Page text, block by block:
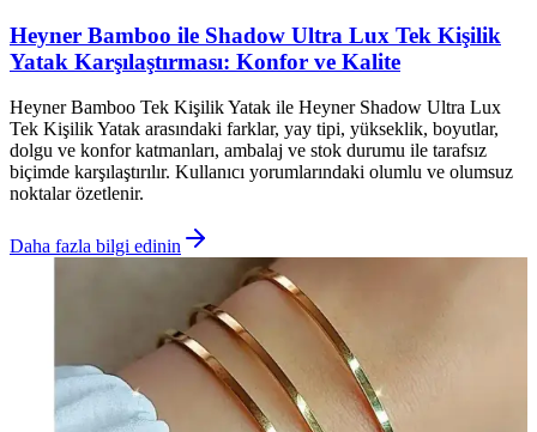
Heyner Bamboo ile Shadow Ultra Lux Tek Kişilik
Yatak Karşılaştırması: Konfor ve Kalite
Heyner Bamboo Tek Kişilik Yatak ile Heyner Shadow Ultra Lux
Tek Kişilik Yatak arasındaki farklar, yay tipi, yükseklik, boyutlar,
dolgu ve konfor katmanları, ambalaj ve stok durumu ile tarafsız
biçimde karşılaştırılır. Kullanıcı yorumlarındaki olumlu ve olumsuz
noktalar özetlenir.
Daha fazla bilgi edinin